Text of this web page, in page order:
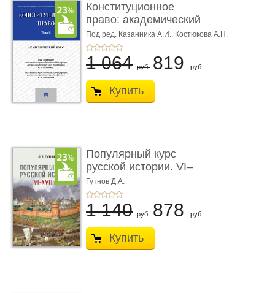
Конституционное
право: академический
курс. То� ...
Под ред. Казанника А.И., Костюкова А.Н.
1 064 руб. 819 руб.
Купить
Популярный курс
русской истории. VI–
XVII вв. Учеб ...
Гутнов Д.А.
1 140 руб. 878 руб.
Купить